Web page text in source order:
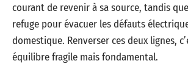
courant de revenir à sa source, tandis
refuge pour évacuer les défauts
domestique. Renverser ces deux lignes,
équilibre fragile mais fondamental.